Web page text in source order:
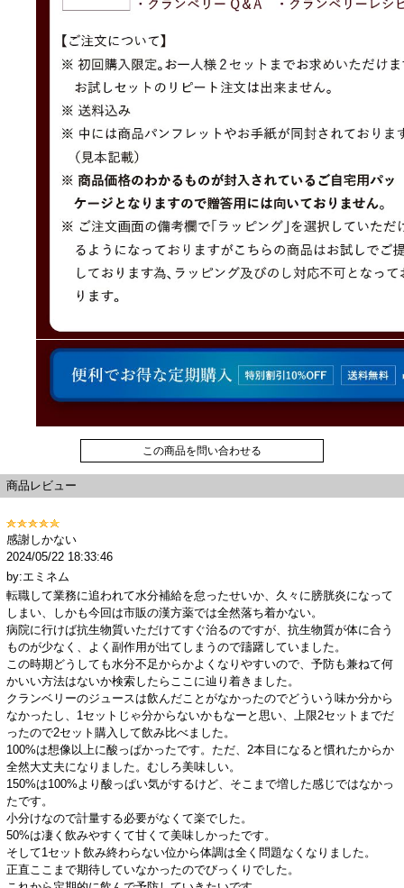
この商品を問い合わせる
商品レビュー
感謝しかない
2024/05/22 18:33:46
by:エミネム
転職して業務に追われて水分補給を怠ったせいか、久々に膀胱炎になって
しまい、しかも今回は市販の漢方薬では全然落ち着かない。
病院に行けば抗生物質いただけてすぐ治るのですが、抗生物質が体に合う
ものが少なく、よく副作用が出てしまうので躊躇していました。
この時期どうしても水分不足からかよくなりやすいので、予防も兼ねて何
かいい方法はないか検索したらここに辿り着きました。
クランベリーのジュースは飲んだことがなかったのでどういう味か分から
なかったし、1セットじゃ分からないかもなーと思い、上限2セットまでだ
ったので2セット購入して飲み比べました。
100%は想像以上に酸っぱかったです。ただ、2本目になると慣れたからか
全然大丈夫になりました。むしろ美味しい。
150%は100%より酸っぱい気がするけど、そこまで増した感じではなかっ
たです。
小分けなので計量する必要がなくて楽でした。
50%は凄く飲みやすくて甘くて美味しかったです。
そして1セット飲み終わらない位から体調は全く問題なくなりました。
正直ここまで期待していなかったのでびっくりでした。